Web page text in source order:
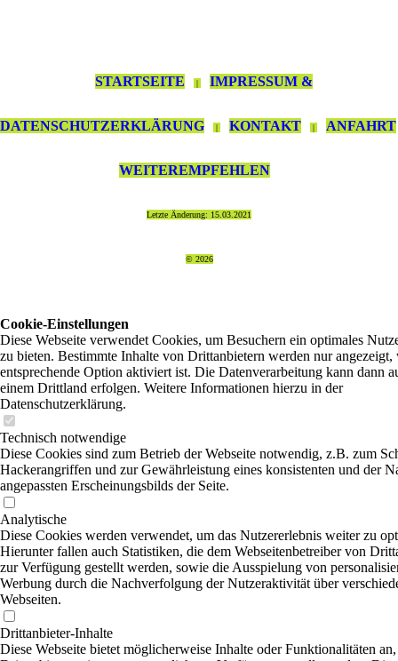
STARTSEITE | IMPRESSUM &
DATENSCHUTZERKLÄRUNG | KONTAKT | ANFAHRT
WEITEREMPFEHLEN
Letzte Änderung: 15.03.2021
© 2026
Cookie-Einstellungen
Diese Webseite verwendet Cookies, um Besuchern ein optimales
zu bieten. Bestimmte Inhalte von Drittanbietern werden nur angezeigt,
entsprechende Option aktiviert ist. Die Datenverarbeitung kann dann
einem Drittland erfolgen. Weitere Informationen hierzu in der
Datenschutzerklärung.
Technisch notwendige
Diese Cookies sind zum Betrieb der Webseite notwendig, z.B. zum
Hackerangriffen und zur Gewährleistung eines konsistenten und der
angepassten Erscheinungsbilds der Seite.
Analytische
Diese Cookies werden verwendet, um das Nutzererlebnis weiter zu
Hierunter fallen auch Statistiken, die dem Webseitenbetreiber von
zur Verfügung gestellt werden, sowie die Ausspielung von
Werbung durch die Nachverfolgung der Nutzeraktivität über
Webseiten.
Drittanbieter-Inhalte
Diese Webseite bietet möglicherweise Inhalte oder Funktionalitäten